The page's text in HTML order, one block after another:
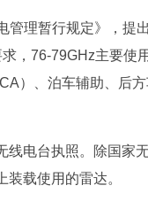
管理暂行规定》，提
，76-79GHz主要使
）、泊车辅助、后
线电台执照。除国家
载使用的雷达。